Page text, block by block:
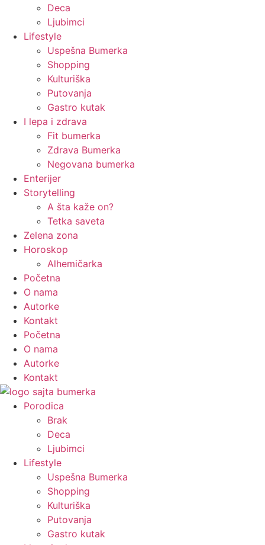
Deca
Ljubimci
Lifestyle
Uspešna Bumerka
Shopping
Kulturiška
Putovanja
Gastro kutak
I lepa i zdrava
Fit bumerka
Zdrava Bumerka
Negovana bumerka
Enterijer
Storytelling
A šta kaže on?
Tetka saveta
Zelena zona
Horoskop
Alhemičarka
Početna
O nama
Autorke
Kontakt
Početna
O nama
Autorke
Kontakt
Porodica
Brak
Deca
Ljubimci
Lifestyle
Uspešna Bumerka
Shopping
Kulturiška
Putovanja
Gastro kutak